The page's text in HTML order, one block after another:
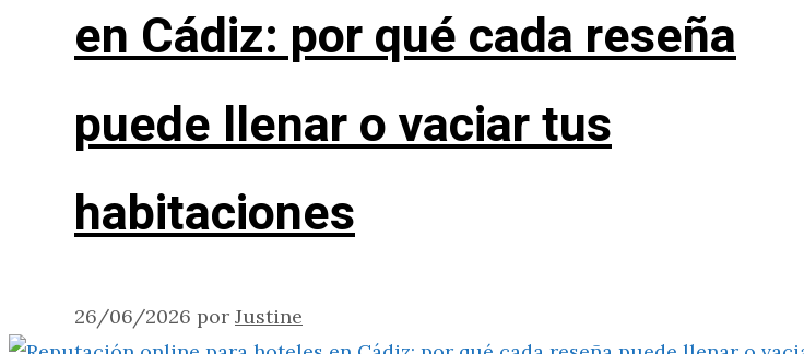
en Cádiz: por qué cada reseña
puede llenar o vaciar tus
habitaciones
26/06/2026 por Justine